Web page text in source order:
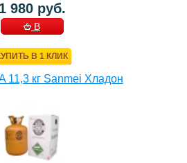
1 980 руб.
В
В 1 КЛИК
11,3 кг Sanmei Хладон